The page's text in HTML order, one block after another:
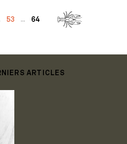
53 64
ARTICLES